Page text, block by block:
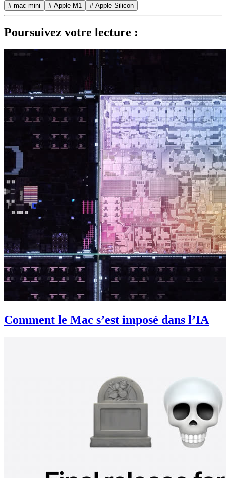
# mac mini # Apple M1 # Apple Silicon
Poursuivez votre lecture :
Comment le Mac s’est imposé dans l’IA